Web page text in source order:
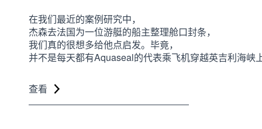
在我们最近的案例研究中，
杰森去法国为一位游艇的船主整理舱口封条，
我们真的很想多给他点启发。毕竟，
并不是每天都有Aquaseal的代表乘飞机穿越英吉利海峡
查看